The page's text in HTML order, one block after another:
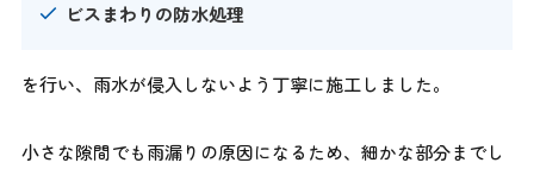
ビスまわりの防水処理
を行い、雨水が侵入しないよう丁寧に施工しました。
小さな隙間でも雨漏りの原因になるため、細かな部分までし